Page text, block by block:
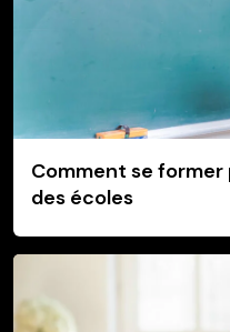
Comment se
des écoles